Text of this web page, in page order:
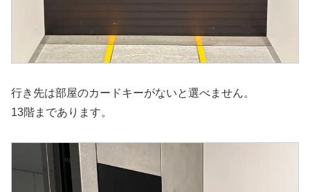
行き先は部屋のカードキーがないと選べません。
13階まであります。